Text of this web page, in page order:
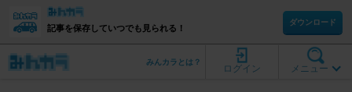
記事を保存していつでも見られる！
ダウンロード
メニュー
ログイン
みんカラとは？